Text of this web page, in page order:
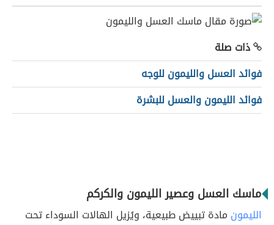
ذات صلة
فوائد العسل والليمون للوجه
فوائد الليمون والعسل للبشرة
ماسك العسل وعصير الليمون والكركم
الليمون مادة تبييض طبيعية، ويُزيل الهالات السوداء تحت